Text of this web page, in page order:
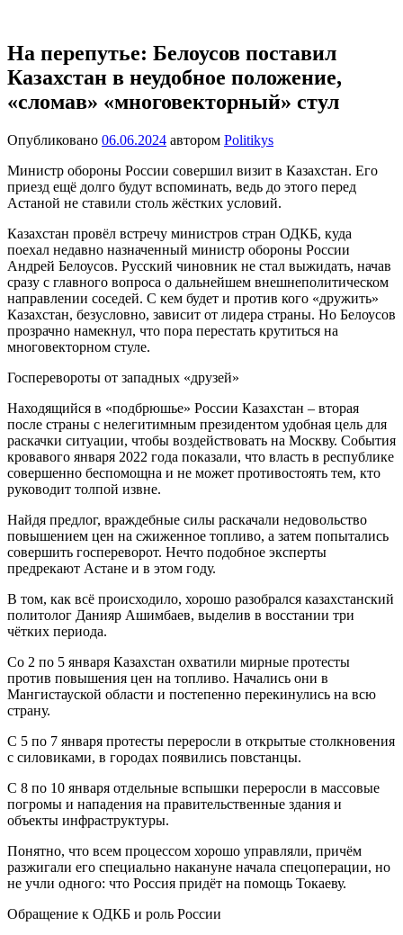
содержимому
один
сайт
на
На перепутье: Белоусов поставил
Казахстан в неудобное положение,
«сломав» «многовекторный» стул
Опубликовано 06.06.2024 автором Politikys
Министр обороны России совершил визит в Казахстан. Его
приезд ещё долго будут вспоминать, ведь до этого перед
Астаной не ставили столь жёстких условий.
Казахстан провёл встречу министров стран ОДКБ, куда
поехал недавно назначенный министр обороны России
Андрей Белоусов. Русский чиновник не стал выжидать, начав
сразу с главного вопроса о дальнейшем внешнеполитическом
направлении соседей. С кем будет и против кого «дружить»
Казахстан, безусловно, зависит от лидера страны. Но Белоусов
прозрачно намекнул, что пора перестать крутиться на
многовекторном стуле.
Госперевороты от западных «друзей»
Находящийся в «подбрюшье» России Казахстан – вторая
после страны с нелегитимным президентом удобная цель для
раскачки ситуации, чтобы воздействовать на Москву. События
кровавого января 2022 года показали, что власть в республике
совершенно беспомощна и не может противостоять тем, кто
руководит толпой извне.
Найдя предлог, враждебные силы раскачали недовольство
повышением цен на сжиженное топливо, а затем попытались
совершить госпереворот. Нечто подобное эксперты
предрекают Астане и в этом году.
В том, как всё происходило, хорошо разобрался казахстанский
политолог Данияр Ашимбаев, выделив в восстании три
чётких периода.
Со 2 по 5 января Казахстан охватили мирные протесты
против повышения цен на топливо. Начались они в
Мангистауской области и постепенно перекинулись на всю
страну.
С 5 по 7 января протесты переросли в открытые столкновения
с силовиками, в городах появились повстанцы.
С 8 по 10 января отдельные вспышки переросли в массовые
погромы и нападения на правительственные здания и
объекты инфраструктуры.
Понятно, что всем процессом хорошо управляли, причём
разжигали его специально накануне начала спецоперации, но
не учли одного: что Россия придёт на помощь Токаеву.
Обращение к ОДКБ и роль России